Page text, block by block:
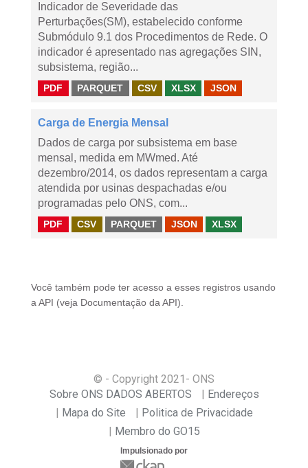
Indicador de Severidade das
Perturbações(SM), estabelecido conforme
Submódulo 9.1 dos Procedimentos de Rede. O
indicador é apresentado nas agregações SIN,
subsistema, região...
PDF PARQUET CSV XLSX JSON
Carga de Energia Mensal
Dados de carga por subsistema em base
mensal, medida em MWmed. Até
dezembro/2014, os dados representam a carga
atendida por usinas despachadas e/ou
programadas pelo ONS, com...
PDF CSV PARQUET JSON XLSX
Você também pode ter acesso a esses registros usando
a API (veja Documentação da API ).
© - Copyright 2021 - ONS
Sobre ONS DADOS ABERTOS
Endereços
Mapa do Site
Politica de Privacidade
Membro do GO15
Impulsionado por